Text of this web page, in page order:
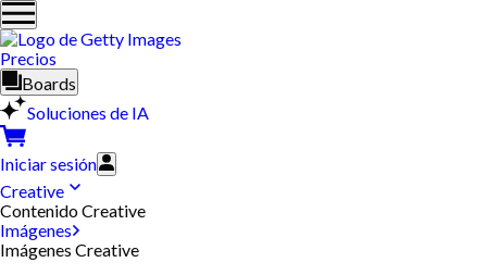
Precios
Boards
Soluciones de IA
Iniciar sesión
Creative
Contenido Creative
Imágenes
Imágenes Creative